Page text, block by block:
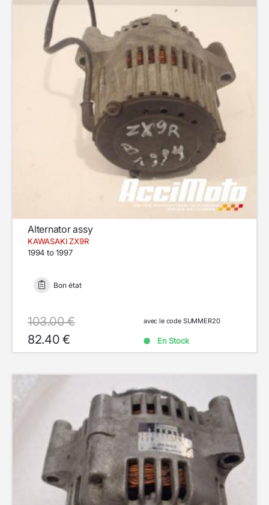
Alternator assy
KAWASAKI ZX9R
1994 to 1997
Bon état
103.00 €
82.40 €
avec le code SUMMER20
En Stock